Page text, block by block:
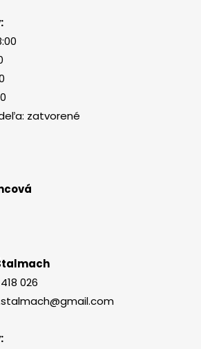
zatvorené
026